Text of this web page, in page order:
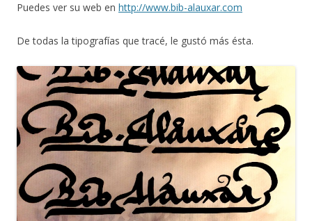
Puedes ver su web en http://www.bib-alauxar.com
De todas la tipografías que tracé, le gustó más ésta.